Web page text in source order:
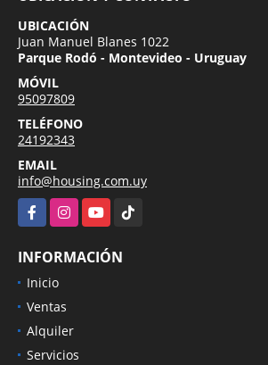
UBICACIÓN
Juan Manuel Blanes 1022
Parque Rodó - Montevideo - Uruguay
MÓVIL
95097809
TELÉFONO
24192343
EMAIL
info@housing.com.uy
FacebookInstagramYouTubeTikTok
INFORMACIÓN
Inicio
Ventas
Alquiler
Servicios